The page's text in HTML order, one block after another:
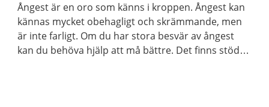
Ångest är en oro som känns i kroppen. Ångest kan
kännas mycket obehagligt och skrämmande, men
är inte farligt. Om du har stora besvär av ångest
kan du behöva hjälp att må bättre. Det finns stöd